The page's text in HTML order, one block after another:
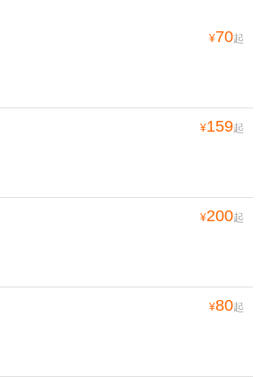
¥70起
¥159起
¥200起
¥80起